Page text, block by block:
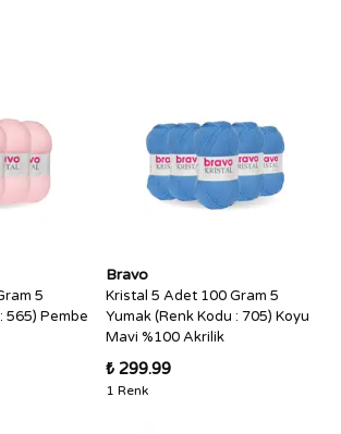
5
565) Pembe
Bravo
Kristal 5 Adet 100 Gram 5
Yumak (Renk Kodu : 705) Koyu
Mavi %100 Akrilik
₺ 299.99
1 Renk